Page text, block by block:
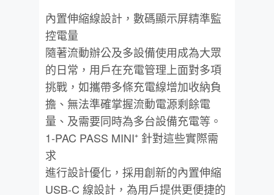
內置伸縮線設計，數碼顯示屏精準監
控電量
隨著流動辦公及多設備使用成為大眾
的日常，用戶在充電管理上面對多項
挑戰，如攜帶多條充電線增加收納負
擔、無法準確掌握流動電源剩餘電
量、及需要同時為多台設備充電等。
1-PAC PASS MINI⁺ 針對這些實際需
求
進行設計優化，採用創新的內置伸縮
USB-C 線設計，為用戶提供更便捷的